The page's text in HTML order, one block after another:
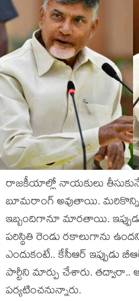
రాజ‌కీయాల్లో నాయ‌కులు
బూమ‌రాంగ్ అవుతాయి. మ‌రికొన్ని
ఇబ్బందిగానూ మార‌తాయి.
ప‌రిస్థితి రెండు ర‌కాలుగాను
ఎందుకంటే.. కేసీఆర్ ఇప్పుడు
పార్టీని మార్పు చేశారు.
ప‌ర్య‌టించ‌నున్నారు.